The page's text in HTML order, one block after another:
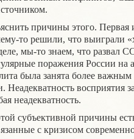
причины этого.
то решили, что выиграли
мы-то знаем, что развал
поражения России на
была занята более
Неадекватность
неадекватность.
субъективной причины
с кризисом